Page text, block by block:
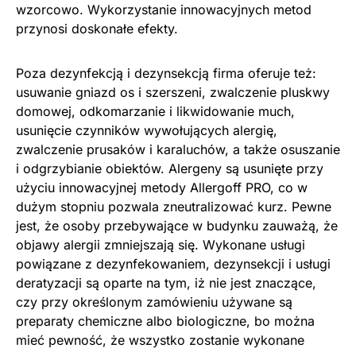
wzorcowo. Wykorzystanie innowacyjnych metod
przynosi doskonałe efekty.
Poza dezynfekcją i dezynsekcją firma oferuje też:
usuwanie gniazd os i szerszeni, zwalczenie pluskwy
domowej, odkomarzanie i likwidowanie much,
usunięcie czynników wywołujących alergię,
zwalczenie prusaków i karaluchów, a także osuszanie
i odgrzybianie obiektów. Alergeny są usunięte przy
użyciu innowacyjnej metody Allergoff PRO, co w
dużym stopniu pozwala zneutralizować kurz. Pewne
jest, że osoby przebywające w budynku zauważą, że
objawy alergii zmniejszają się. Wykonane usługi
powiązane z dezynfekowaniem, dezynsekcji i usługi
deratyzacji są oparte na tym, iż nie jest znaczące,
czy przy określonym zamówieniu używane są
preparaty chemiczne albo biologiczne, bo można
mieć pewność, że wszystko zostanie wykonane